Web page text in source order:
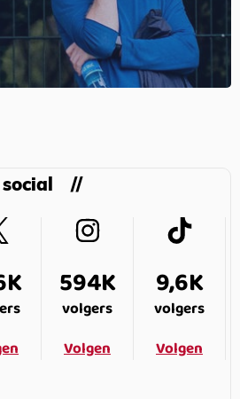
594K
volgers
Volgen
9,6K
volgers
Volgen